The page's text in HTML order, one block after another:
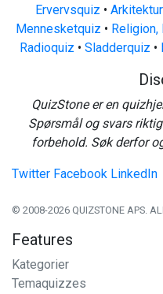
Ervervsquiz •
Mennesketquiz • Religion,
Radioquiz • Sladderquiz •
QuizStone er en
Spørsmål og svars
forbehold. Søk derfor
Twitter Facebook LinkedIn
© 2008-2026 QUIZSTONE APS.
Features
Kategorier
Temaquizzes